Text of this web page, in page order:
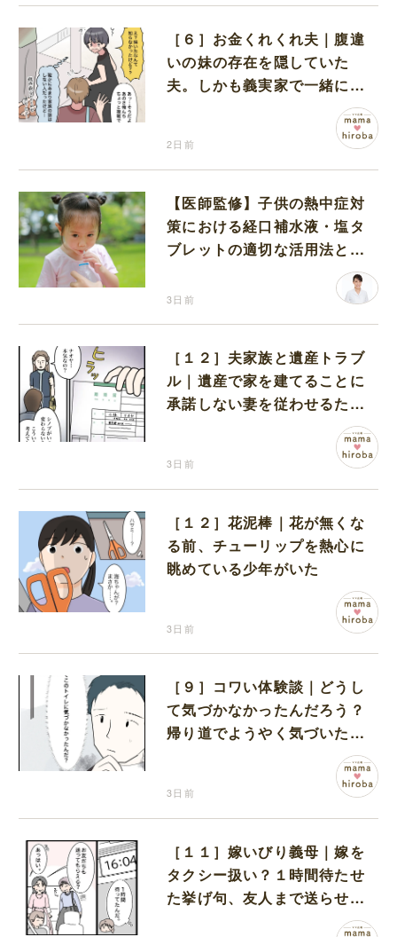
［６］お金くれくれ夫｜腹違
いの妹の存在を隠していた
夫。しかも義実家で一緒に暮
らすことになり困惑する妻
2日前
【医師監修】子供の熱中症対
策における経口補水液・塩タ
ブレットの適切な活用法と水
3日前
［１２］夫家族と遺産トラブ
ル｜遺産で家を建てることに
承諾しない妻を従わせるため
に夫が取り出したのは離婚届
3日前
［１２］花泥棒｜花が無くな
る前、チューリップを熱心に
眺めている少年がいた
3日前
［９］コワい体験談｜どうし
て気づかなかったんだろう？
帰り道でようやく気づいた近
いトイレの存在に首を傾げる
3日前
［１１］嫁いびり義母｜嫁を
タクシー扱い？１時間待たせ
た挙げ句、友人まで送らせる